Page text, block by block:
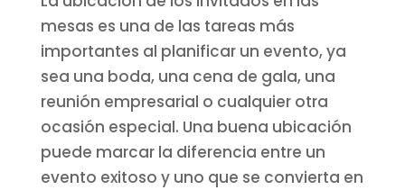
mesas es una de las tareas más
importantes al planificar un evento, ya
sea una boda, una cena de gala, una
reunión empresarial o cualquier otra
ocasión especial. Una buena ubicación
puede marcar la diferencia entre un
evento exitoso y uno que se convierta en